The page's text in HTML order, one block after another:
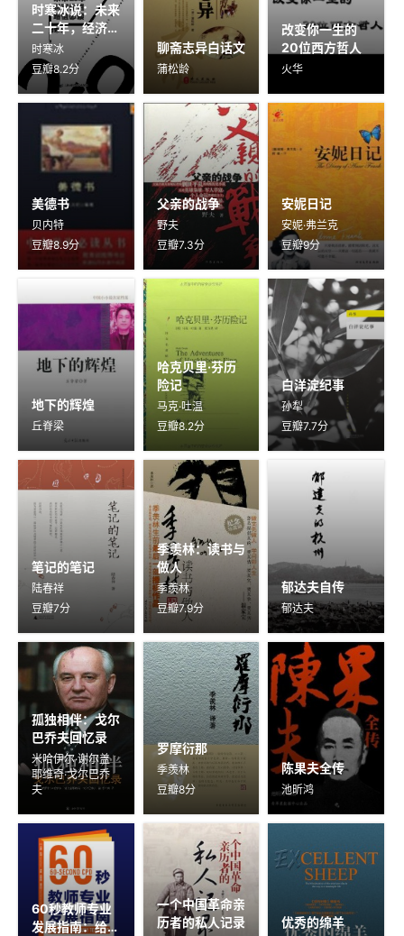
时寒冰说：未来
二十年，经济大
趋势（现实篇）
时寒冰
豆瓣8.2分
聊斋志异白话文
蒲松龄
改变你一生的
20位西方哲人
火华
美德书
贝内特
豆瓣8.9分
父亲的战争
野夫
豆瓣7.3分
安妮日记
安妮·弗兰克
豆瓣9分
地下的辉煌
丘脊梁
哈克贝里·芬历
险记
马克·吐温
豆瓣8.2分
白洋淀纪事
孙犁
豆瓣7.7分
笔记的笔记
陆春祥
豆瓣7分
季羡林：读书与
做人
季羡林
豆瓣7.9分
郁达夫自传
郁达夫
孤独相伴：戈尔
巴乔夫回忆录
米哈伊尔·谢尔盖
耶维奇·戈尔巴乔
夫
罗摩衍那
季羡林
豆瓣8分
陈果夫全传
池昕鸿
60秒教师专业
发展指南：给教
一个中国革命亲
历者的私人记录
优秀的绵羊